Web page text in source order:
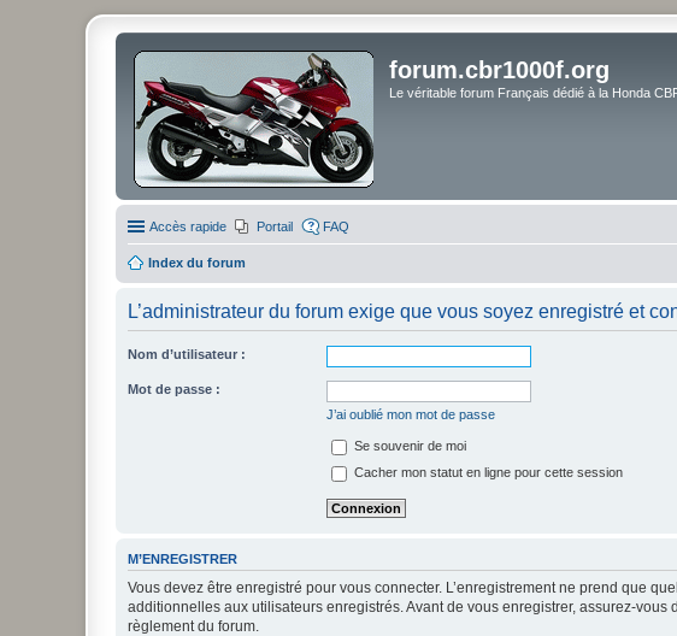
forum.cbr1000f.org
Le véritable forum Français dédié à la Honda
Accès rapide Portail FAQ
Index du forum
L’administrateur du forum exige que vous soyez enregistré et
Nom d’utilisateur :
Mot de passe :
J’ai oublié mon mot de passe
Se souvenir de moi
Cacher mon statut en ligne pour cette session
M’ENREGISTRER
Vous devez être enregistré pour vous connecter. L’enregistrement ne prend que
additionnelles aux utilisateurs enregistrés. Avant de vous enregistrer, assurez-
règlement du forum.